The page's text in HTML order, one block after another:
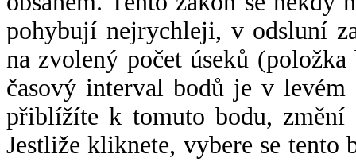
pohybují nejrychleji, v odsluní
na zvolený počet úseků
časový interval bodů je v
přiblížíte k tomuto bodu,
Jestliže kliknete, vybere se tento